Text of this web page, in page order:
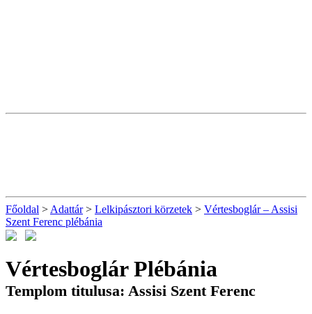
Főoldal > Adattár> Lelkipásztori körzetek > Vértesboglár – Assisi
Szent Ferenc plébánia
Vértesboglár Plébánia
Templom titulusa: Assisi Szent Ferenc